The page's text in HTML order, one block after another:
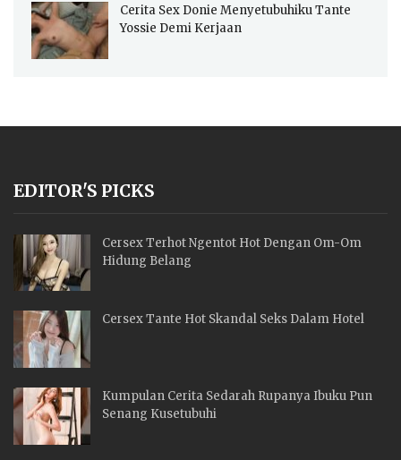
Cerita Sex Donie Menyetubuhiku Tante
Yossie Demi Kerjaan
EDITOR'S PICKS
Cersex Terhot Ngentot Hot Dengan Om-Om
Hidung Belang
Cersex Tante Hot Skandal Seks Dalam Hotel
Kumpulan Cerita Sedarah Rupanya Ibuku Pun
Senang Kusetubuhi